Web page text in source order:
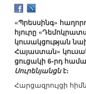
«Պրեսսինգ»
հյուրը
կուսակցության
Հայաստան»
ցուցակի 6-րդ
Սուրենյանցնէ։
Հարցազրույցի